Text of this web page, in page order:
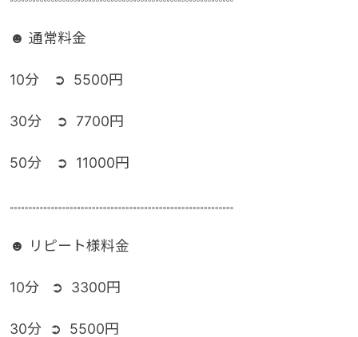
☻ 通常料金
10分 ➲ 5500円
30分 ➲ 7700円
50分 ➲ 11000円
𓏧𓏧𓏧𓏧𓏧𓏧𓏧𓏧𓏧𓏧𓏧𓏧𓏧𓏧𓏧𓏧𓏧𓏧𓏧𓏧
☻ リピート様料金
10分 ➲ 3300円
30分 ➲ 5500円